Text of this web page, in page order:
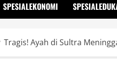
SPESIALEKONOMI
Tragis! Ayah di Sultra